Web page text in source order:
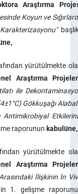
Araştırma
Koyun ve
yürütülmekte
Araştırma
ile
Gökkuşağı
Antimikrobiyal
raporunun kabulüne,
yürütülmekte
Araştırma
İlişkinin İn
1. gelişme